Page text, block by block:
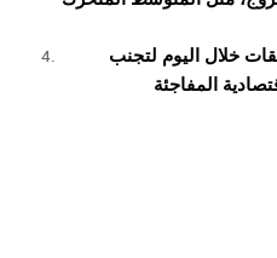
خلال اليوم لتجنب